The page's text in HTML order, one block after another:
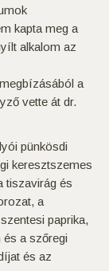
kapta meg a
alkalom az
a
vette át dr.
pünkösdi
keresztszemes
tiszavirág és
a
paprika,
a szőregi
és az